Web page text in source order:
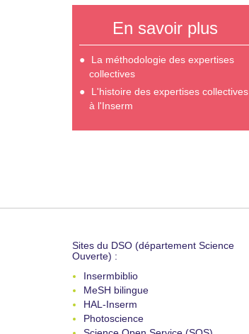
En savoir plus
La méthodologie des expertises
collectives
L'histoire des expertises collectives
à l'Inserm
Sites du DSO (département Science
Ouverte) :
Insermbiblio
MeSH bilingue
HAL-Inserm
Photoscience